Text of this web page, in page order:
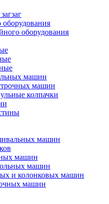
оборудования
машин
машин
колпачки
машин
машин
машин
и колонковых машин
машин